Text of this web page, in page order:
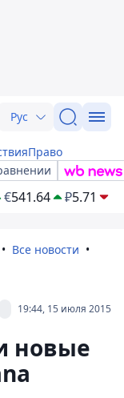
Рус
Право
€541.64 ₽5.71
Все новости
19:44, 15 июля 2015
новые